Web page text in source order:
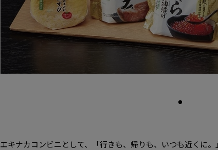
エキナカコンビニとして、「行きも、帰りも、いつも近くに